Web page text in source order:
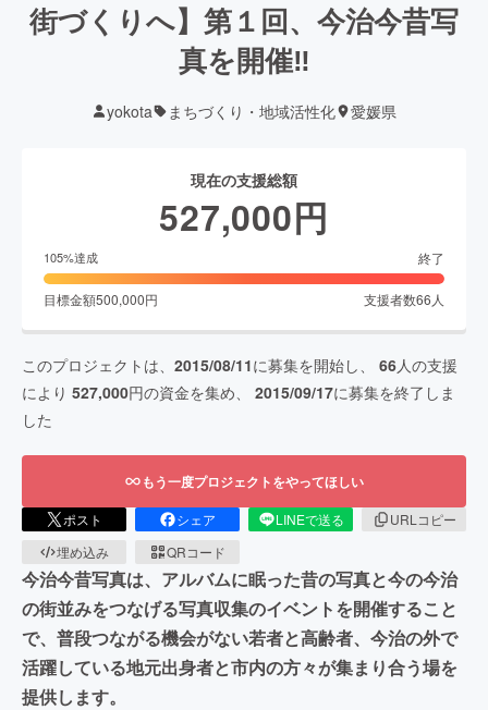
街づくりへ】第１回、今治今昔写
真を開催‼
yokota まちづくり・地域活性化 愛媛県
現在の支援総額
527,000円
105%達成 終了
目標金額500,000円 支援者数66 人
このプロジェクトは、 2015/08/11に募集を開始し、 66人の支援
により 527,000円の資金を集め、 2015/09/17に募集を終了しま
した
もう一度プロジェクトをやってほしい
ポスト シェア LINEで送る
URLコピー
埋め込み
QRコード
今治今昔写真は、アルバムに眠った昔の写真と今の今治
の街並みをつなげる写真収集のイベントを開催すること
で、普段つながる機会がない若者と高齢者、今治の外で
活躍している地元出身者と市内の方々が集まり合う場を
提供します。